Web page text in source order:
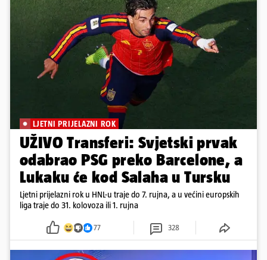
LJETNI PRIJELAZNI ROK
UŽIVO Transferi: Svjetski prvak
odabrao PSG preko Barcelone, a
Lukaku će kod Salaha u Tursku
Ljetni prijelazni rok u HNL-u traje do 7. rujna, a u većini europskih
liga traje do 31. kolovoza ili 1. rujna
77 328